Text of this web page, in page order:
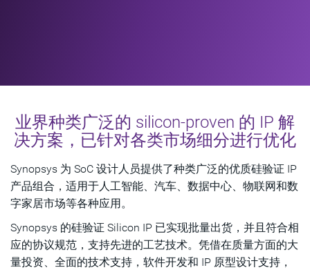
业界种类广泛的 silicon-proven 的 IP 解
决方案，已针对各类市场细分进行优化
Synopsys 为 SoC 设计人员提供了种类广泛的优质硅验证 IP
产品组合，适用于人工智能、汽车、数据中心、物联网和数
字家居市场等各种应用。
Synopsys 的硅验证 Silicon IP 已实现批量出货，并且符合相
应的协议规范，支持先进的工艺技术。凭借在质量方面的大
量投资、全面的技术支持，软件开发和 IP 原型设计支持，